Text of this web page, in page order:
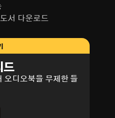
서 다운로드
드
오디오북을 무제한 들